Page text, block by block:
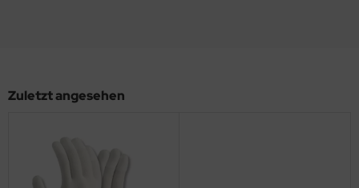
Zuletzt angesehen